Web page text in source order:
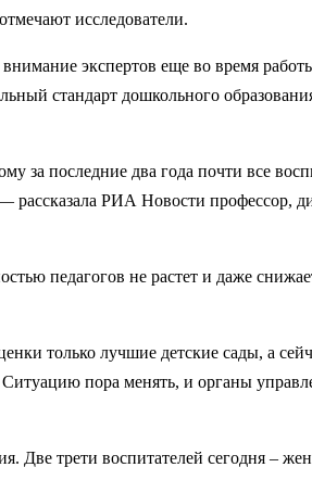
исследователи.
экспертов еще во время
стандарт дошкольного
за последние два года почти все
рассказала РИА Новости профессор,
педагогов не растет и даже
только лучшие детские сады, а
пора менять, и органы
Две трети воспитателей сегодня –